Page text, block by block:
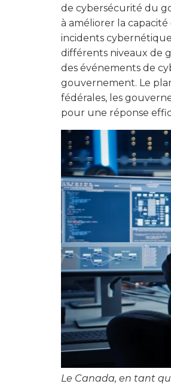
de cybersécurité du
à améliorer la
incidents
différents niveaux de
des événements de
gouvernement. Le
fédérales, les
pour une réponse
Le Canada, en tant